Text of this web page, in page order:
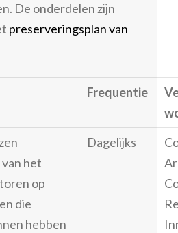
De onderdelen zijn
preserveringsplan van
Frequentie
het
op
die
hebben
Dagelijks